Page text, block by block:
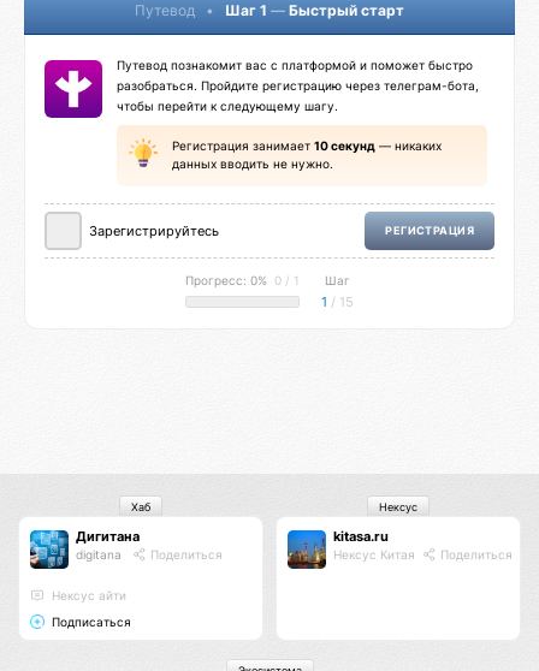
Путевод • Шаг 1 — Быстрый старт
Путевод познакомит вас с платформой и поможет быстро
разобраться. Пройдите регистрацию через телеграм-бота,
чтобы перейти к следующему шагу.
Регистрация занимает 10 секунд — никаких
данных вводить не нужно.
Зарегистрируйтесь РЕГИСТРАЦИЯ
Прогресс: 0% 0 / 1 Шаг
1 / 15
Дигитана
digitana Поделиться
Нексус айти
Подписаться
Хаб
kitasa.ru
Нексус Китая Поделиться
Нексус